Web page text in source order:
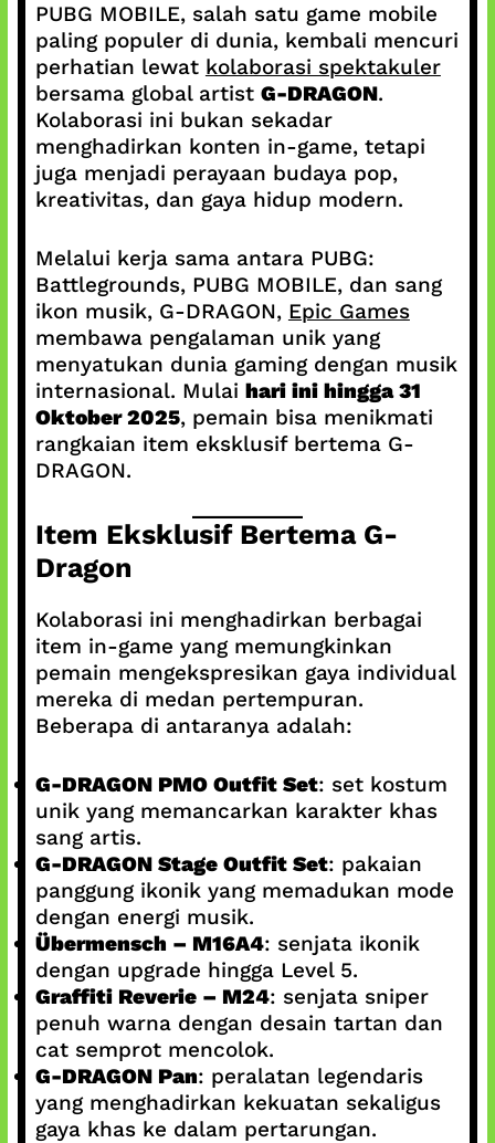
PUBG MOBILE, salah satu game mobile
paling populer di dunia, kembali mencuri
perhatian lewat kolaborasi spektakuler
bersama global artist G-DRAGON.
Kolaborasi ini bukan sekadar
menghadirkan konten in-game, tetapi
juga menjadi perayaan budaya pop,
kreativitas, dan gaya hidup modern.
Melalui kerja sama antara PUBG:
Battlegrounds, PUBG MOBILE, dan sang
ikon musik, G-DRAGON, Epic Games
membawa pengalaman unik yang
menyatukan dunia gaming dengan musik
internasional. Mulai hari ini hingga 31
Oktober 2025, pemain bisa menikmati
rangkaian item eksklusif bertema G-
DRAGON.
Item Eksklusif Bertema G-
Dragon
Kolaborasi ini menghadirkan berbagai
item in-game yang memungkinkan
pemain mengekspresikan gaya individual
mereka di medan pertempuran.
Beberapa di antaranya adalah:
G-DRAGON PMO Outfit Set: set kostum
unik yang memancarkan karakter khas
sang artis.
G-DRAGON Stage Outfit Set: pakaian
panggung ikonik yang memadukan mode
dengan energi musik.
Übermensch – M16A4: senjata ikonik
dengan upgrade hingga Level 5.
Graffiti Reverie – M24: senjata sniper
penuh warna dengan desain tartan dan
cat semprot mencolok.
G-DRAGON Pan: peralatan legendaris
yang menghadirkan kekuatan sekaligus
gaya khas ke dalam pertarungan.